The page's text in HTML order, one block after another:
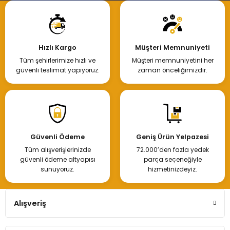
Hızlı Kargo
Tüm şehirlerimize hızlı ve
güvenli teslimat yapıyoruz.
Müşteri Memnuniyeti
Müşteri memnuniyetini her
zaman önceliğimizdir.
Güvenli Ödeme
Tüm alışverişlerinizde
güvenli ödeme altyapısı
sunuyoruz.
Geniş Ürün Yelpazesi
72.000’den fazla yedek
parça seçeneğiyle
hizmetinizdeyiz.
Alışveriş